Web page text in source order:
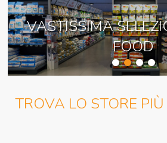
VASTISSIMA
FOOD
TROVA LO STORE